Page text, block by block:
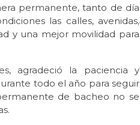
permanente, tanto de día
las calles, avenidas,
y una mejor movilidad para
agradeció la paciencia y
todo el año para seguir
de bacheo no se